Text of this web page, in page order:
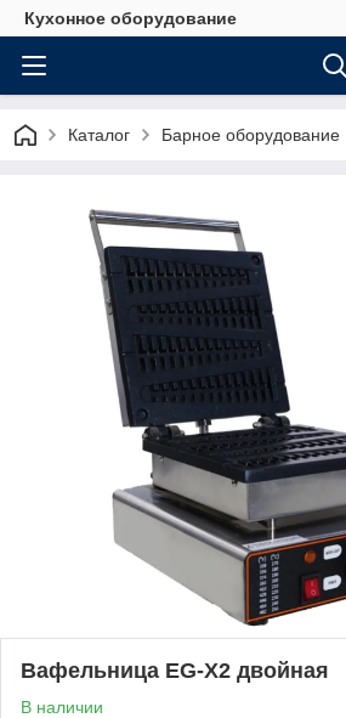
Кухонное оборудование
Каталог Барное оборудование
Вафельница EG-X2 двойная
В наличии